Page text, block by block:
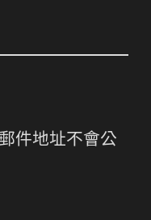
件地址不會公